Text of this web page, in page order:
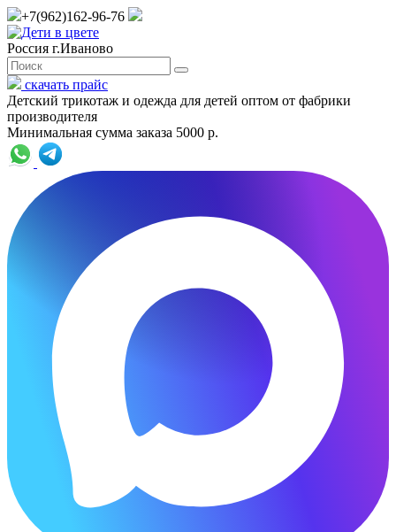
+7(962)162-96-76
Россия г.Иваново
скачать прайс
Детский трикотаж и одежда для детей оптом от фабрики
производителя
Минимальная сумма заказа 5000 р.